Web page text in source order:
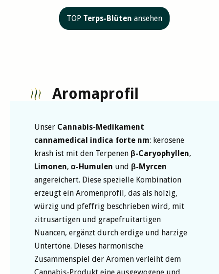
TOP Terps-Blüten ansehen
Aromaprofil
Unser Cannabis-Medikament
cannamedical indica forte nm: kerosene
krash ist mit den Terpenen β-Caryophyllen,
Limonen, α-Humulen und β-Myrcen
angereichert. Diese spezielle Kombination
erzeugt ein Aromenprofil, das als holzig,
würzig und pfeffrig beschrieben wird, mit
zitrusartigen und grapefruitartigen
Nuancen, ergänzt durch erdige und harzige
Untertöne. Dieses harmonische
Zusammenspiel der Aromen verleiht dem